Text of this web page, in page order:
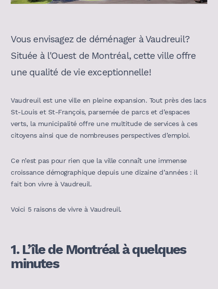
Vous envisagez de déménager à Vaudreuil?
Située à l'Ouest de Montréal, cette ville offre
une qualité de vie exceptionnelle!
Vaudreuil est une ville en pleine expansion. Tout près des lacs
St-Louis et St-François, parsemée de parcs et d’espaces
verts, la municipalité offre une multitude de services à ces
citoyens ainsi que de nombreuses perspectives d’emploi.
Ce n’est pas pour rien que la ville connaît une immense
croissance démographique depuis une dizaine d’années : il
fait bon vivre à Vaudreuil.
Voici 5 raisons de vivre à Vaudreuil.
1. L’île de Montréal à quelques
minutes